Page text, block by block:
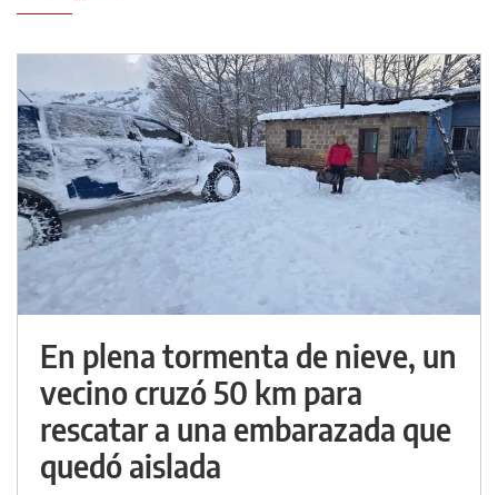
En plena tormenta de nieve, un
vecino cruzó 50 km para
rescatar a una embarazada que
quedó aislada